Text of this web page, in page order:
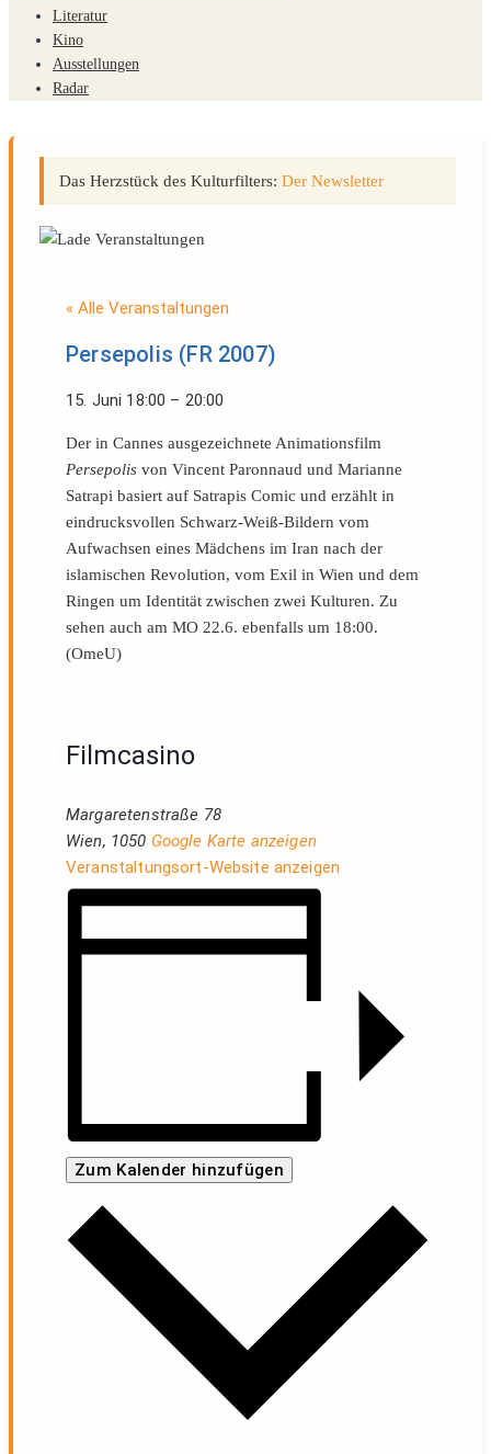
Literatur
Kino
Ausstellungen
Radar
Das Herzstück des Kulturfilters: Der Newsletter
« Alle Veranstaltungen
Persepolis (FR 2007)
15. Juni 18:00 – 20:00
Der in Cannes ausgezeichnete Animationsfilm
Persepolis von Vincent Paronnaud und Marianne
Satrapi basiert auf Satrapis Comic und erzählt in
eindrucksvollen Schwarz-Weiß-Bildern vom
Aufwachsen eines Mädchens im Iran nach der
islamischen Revolution, vom Exil in Wien und dem
Ringen um Identität zwischen zwei Kulturen. Zu
sehen auch am MO 22.6. ebenfalls um 18:00.
(OmeU)
Filmcasino
Margaretenstraße 78
Wien, 1050 Google Karte anzeigen
Veranstaltungsort-Website anzeigen
Zum Kalender hinzufügen